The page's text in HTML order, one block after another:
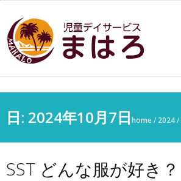
日: 2024年10月7日home/ 2024/
SST どんな服が好き？